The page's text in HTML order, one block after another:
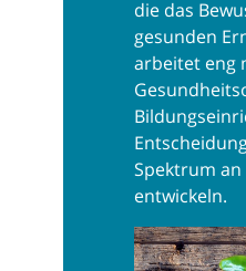
die das
gesunden
arbeitet eng
Spektrum
entwickeln.